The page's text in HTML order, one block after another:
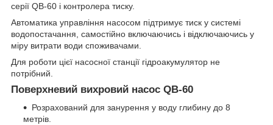
серії QB-60 і контролера тиску.
Автоматика управління насосом підтримує тиск у системі
водопостачання, самостійно включаючись і відключаючись у
міру витрати води споживачами.
Для роботи цієї насосної станції гідроакумулятор не
потрібний.
Поверхневий вихровий насос QB-60
Розрахований для занурення у воду глибину до 8
метрів.